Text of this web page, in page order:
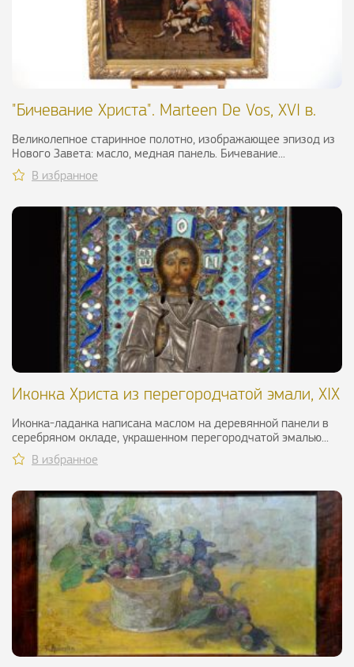
"Бичевание Христа". Marteen De Vos, XVI в.
Великолепное старинное полотно, изображающее эпизод из
Нового Завета: масло, медная панель. Бичевание...
В избранное
Иконка Христа из перегородчатой эмали, XIX
Иконка-ладанка написана маслом на деревянной панели в
серебряном окладе, украшенном перегородчатой эмалью...
В избранное